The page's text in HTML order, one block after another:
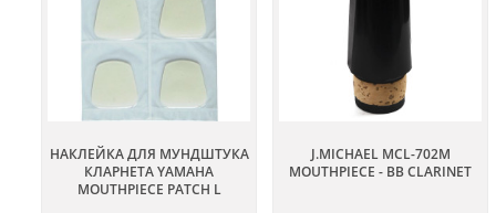
НАКЛЕЙКА ДЛЯ МУНДШТУКА
КЛАРНЕТА YAMAHA
MOUTHPIECE PATCH L
J.MICHAEL MCL-702M
MOUTHPIECE - BB CLARINET